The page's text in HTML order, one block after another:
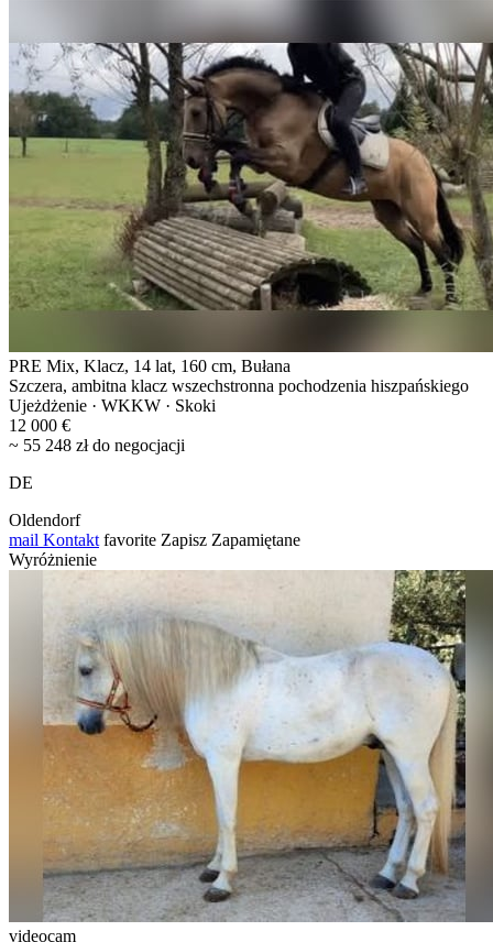
PRE Mix, Klacz, 14 lat, 160 cm, Bułana
Szczera, ambitna klacz wszechstronna pochodzenia hiszpańskiego
Ujeżdżenie · WKKW · Skoki
12 000 €
~ 55 248 zł do negocjacji
DE
Oldendorf
mail Kontakt favorite Zapisz Zapamiętane
Wyróżnienie
videocam